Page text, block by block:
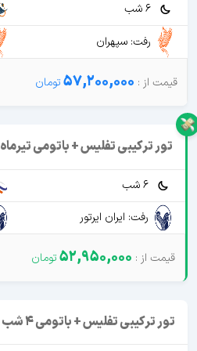
6 شب
رفت: سپهران
57,200,000
تور ترکیبی تفلیس + باتومی تیرماه
6 شب
رفت: ایران ایرتور
52,950,000
تور ترکیبی تفلیس + باتومی 4 شب